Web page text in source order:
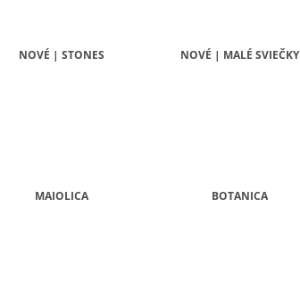
NOVÉ | STONES NOVÉ | MALÉ SVIEČKY
MAIOLICA BOTANICA